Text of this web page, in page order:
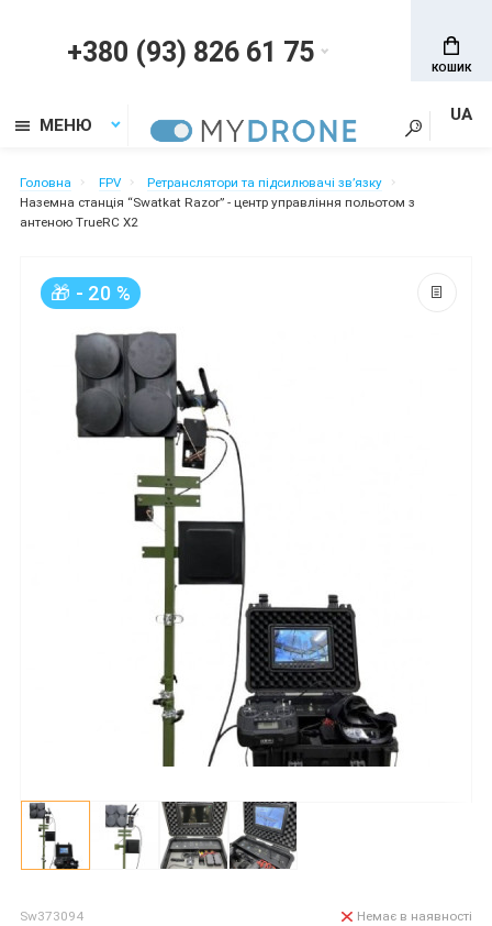
+380 (93) 826 61 75 КОШИК
МЕНЮ
UA
Головна FPV
Ретранслятори та підсилювачі звʼязку
Наземна станція “Swatkat Razor” - центр управління польотом з
антеною TrueRC X2
🎁 - 20 %
Sw373094 Немає в наявності